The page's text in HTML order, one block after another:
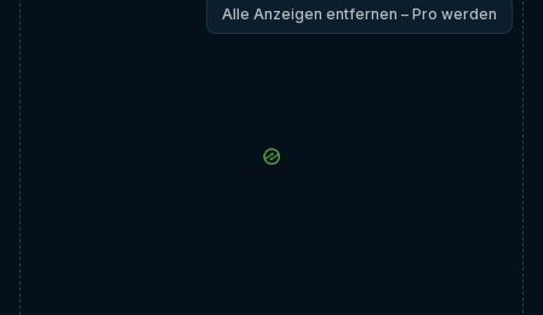
Alle Anzeigen entfernen – Pro werden